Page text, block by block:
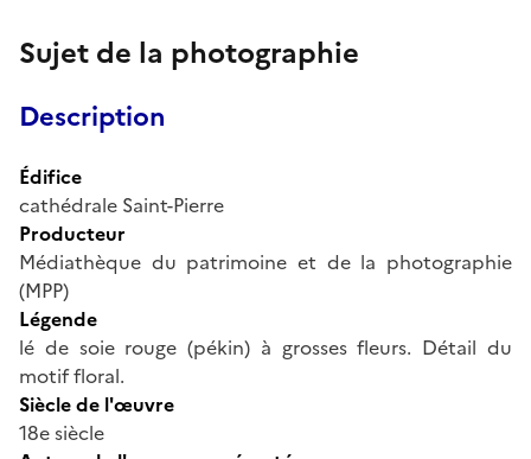
Sujet de la photographie
Description
Édifice
cathédrale Saint-Pierre
Producteur
Médiathèque du patrimoine et de la photographie
(MPP)
Légende
lé de soie rouge (pékin) à grosses fleurs. Détail du
motif floral.
Siècle de l'œuvre
18e siècle